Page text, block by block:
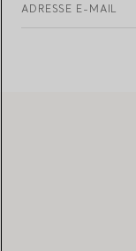
ADRESSE E-MAIL